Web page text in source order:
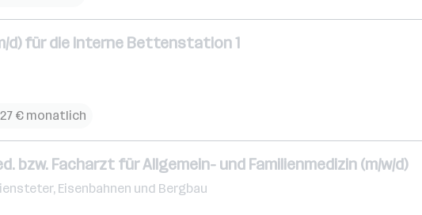
d) für die Interne Bettenstation 1
€ monatlich
bzw. Facharzt für Allgemein- und Familienmedizin (m/w/d)
Eisenbahnen und Bergbau